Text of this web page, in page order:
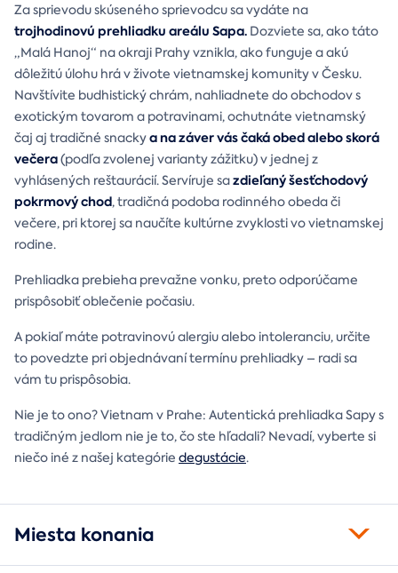
Za sprievodu skúseného sprievodcu sa vydáte na
trojhodinovú prehliadku areálu Sapa. Dozviete sa, ako táto
„Malá Hanoj“ na okraji Prahy vznikla, ako funguje a akú
dôležitú úlohu hrá v živote vietnamskej komunity v Česku.
Navštívite budhistický chrám, nahliadnete do obchodov s
exotickým tovarom a potravinami, ochutnáte vietnamský
čaj aj tradičné snackya na záver vás čaká obed alebo skorá
večera(podľa zvolenej varianty zážitku) v jednej z
vyhlásených reštaurácií. Servíruje sazdieľaný šesťchodový
pokrmový chod, tradičná podoba rodinného obeda či
večere, pri ktorej sa naučíte kultúrne zvyklosti vo vietnamskej
rodine.
Prehliadka prebieha prevažne vonku, preto odporúčame
prispôsobiť oblečenie počasiu.
A pokiaľ máte potravinovú alergiu alebo intoleranciu, určite
to povedzte pri objednávaní termínu prehliadky – radi sa
vám tu prispôsobia.
Nie je to ono? Vietnam v Prahe: Autentická prehliadka Sapy s
tradičným jedlom nie je to, čo ste hľadali? Nevadí, vyberte si
niečo iné z našej kategórie degustácie.
Miesta konania